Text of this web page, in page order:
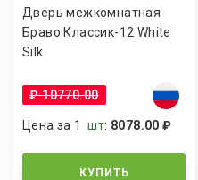
Дверь межкомнатная
Браво Классик-12 White
Silk
₽ 10770.00
Цена за 1шт: 8078.00 ₽
КУПИТЬ